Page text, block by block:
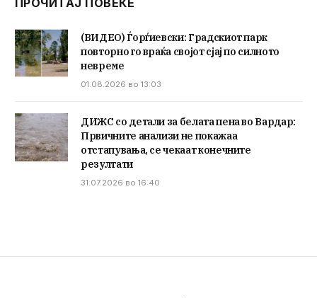
(ВИДЕО) Ѓорѓиевски: Градскиот парк
повторно го враќа својот сјај по силното
невреме
01.08.2026 во 13:03
ДИЖС со детали за белата пена во Вардар:
Првичните анализи не покажаа
отстапувања, се чекаат конечните
резултати
31.07.2026 во 16:40